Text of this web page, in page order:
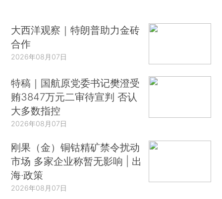
大西洋观察｜特朗普助力金砖
合作
2026年08月07日
特稿｜国航原党委书记樊澄受
贿3847万元二审待宣判 否认
大多数指控
2026年08月07日
刚果（金）铜钴精矿禁令扰动
市场 多家企业称暂无影响 | 出
海·政策
2026年08月07日